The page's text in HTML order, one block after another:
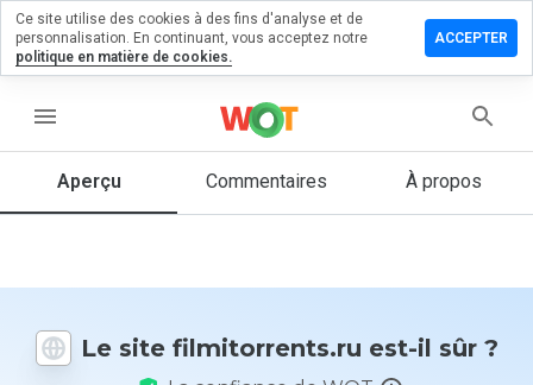
menu
Aperçu Commentaires À propos
Le site filmitorrents.ru est-il sûr ?
un
1 et 5
vous à ce
site ?
Ce site utilise des cookies à des fins d'analyse et de
personnalisation. En continuant, vous acceptez notre
politique en matière de cookies.
ACCEPTER